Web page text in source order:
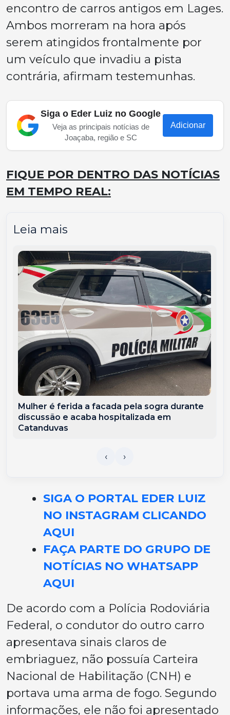
encontro de carros antigos em Lages.
Ambos morreram na hora após
serem atingidos frontalmente por
um veículo que invadiu a pista
contrária, afirmam testemunhas.
Siga o Eder Luiz no Google
Veja as principais notícias de
Joaçaba, região e SC
Adicionar
FIQUE POR DENTRO DAS NOTÍCIAS
EM TEMPO REAL:
Leia mais
Mulher é ferida a facada pela sogra durante
discussão e acaba hospitalizada em
Catanduvas
SIGA O PORTAL EDER LUIZ
NO INSTAGRAM CLICANDO
AQUI
FAÇA PARTE DO GRUPO DE
NOTÍCIAS NO WHATSAPP
AQUI
De acordo com a Polícia Rodoviária
Federal, o condutor do outro carro
apresentava sinais claros de
embriaguez, não possuía Carteira
Nacional de Habilitação (CNH) e
portava uma arma de fogo. Segundo
informações, ele não foi apresentado